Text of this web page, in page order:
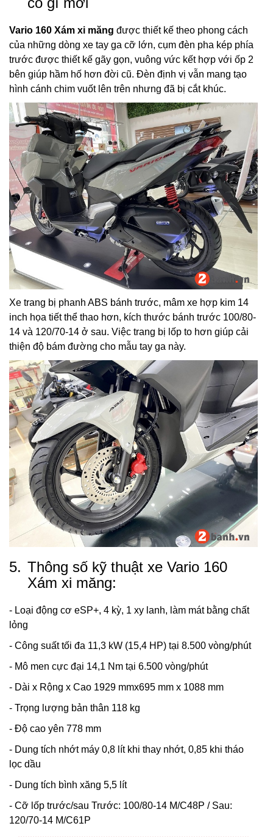
Vario 160 Xám xi măng được thiết kế theo phong cách
của những dòng xe tay ga cỡ lớn, cụm đèn pha kép phía
trước được thiết kế gãy gọn, vuông vức kết hợp với ốp 2
bên giúp hầm hố hơn đời cũ. Đèn định vị vẫn mang tạo
hình cánh chim vuốt lên trên nhưng đã bị cắt khúc.
Xe trang bị phanh ABS bánh trước, mâm xe hợp kim 14
inch họa tiết thể thao hơn, kích thước bánh trước 100/80-
14 và 120/70-14 ở sau. Việc trang bị lốp to hơn giúp cải
thiện độ bám đường cho mẫu tay ga này.
5. Thông số kỹ thuật xe Vario 160
Xám xi măng:
- Loại động cơ eSP+, 4 kỳ, 1 xy lanh, làm mát bằng chất
lỏng
- Công suất tối đa 11,3 kW (15,4 HP) tại 8.500 vòng/phút
- Mô men cực đại 14,1 Nm tại 6.500 vòng/phút
- Dài x Rộng x Cao 1929 mmx695 mm x 1088 mm
- Trọng lượng bản thân 118 kg
- Độ cao yên 778 mm
- Dung tích nhớt máy 0,8 lít khi thay nhớt, 0,85 khi tháo
lọc dầu
- Dung tích bình xăng 5,5 lít
- Cỡ lốp trước/sau Trước: 100/80-14 M/C48P / Sau:
120/70-14 M/C61P